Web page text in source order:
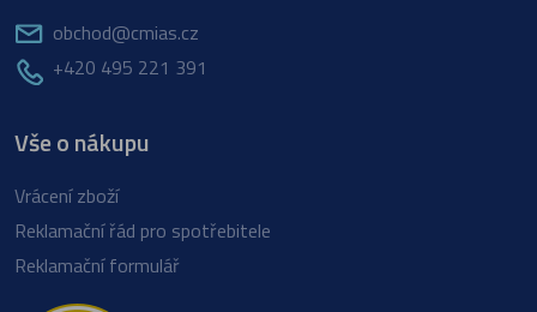
obchod@cmias.cz
+420 495 221 391
Vše o nákupu
Vrácení zboží
Reklamační řád pro spotřebitele
Reklamační formulář